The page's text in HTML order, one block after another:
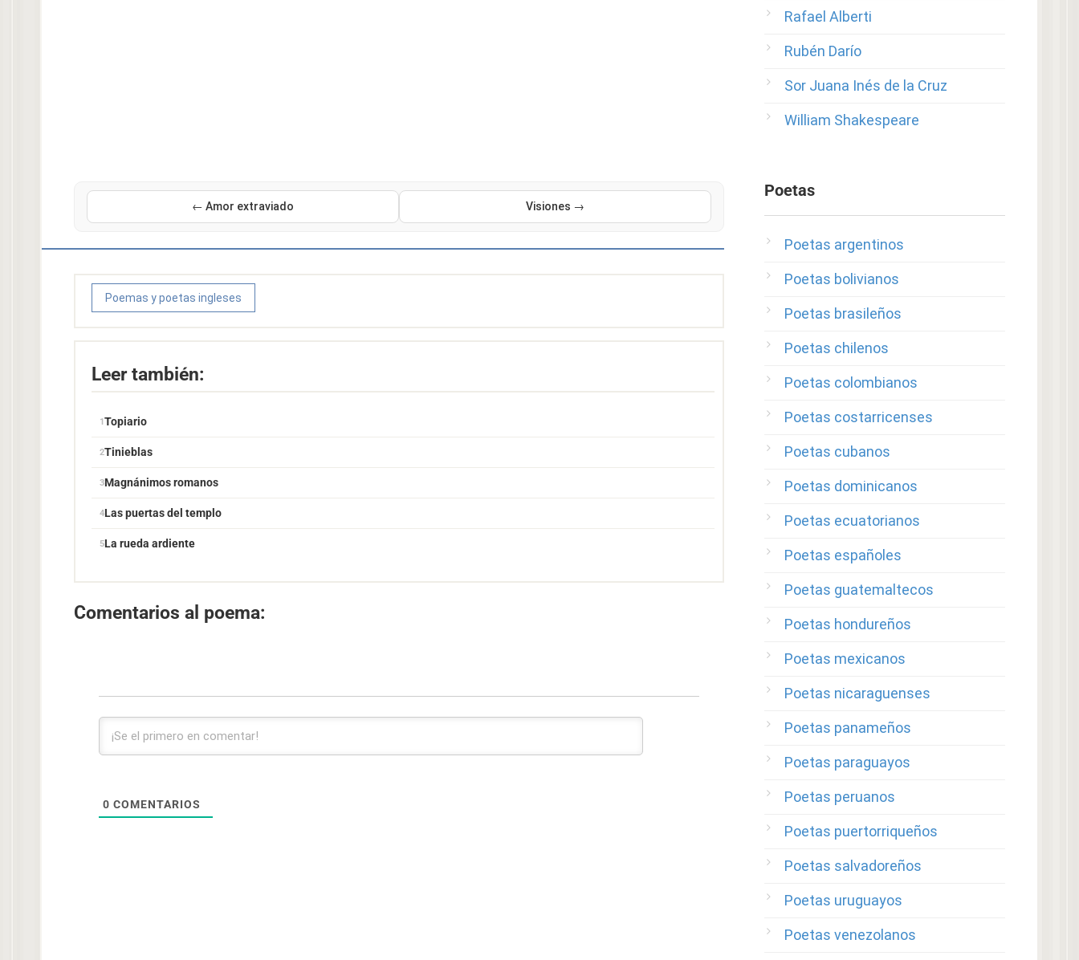
← Amor extraviado Visiones →
Poemas y poetas ingleses
Leer también:
Topiario
Tinieblas
Magnánimos romanos
Las puertas del templo
La rueda ardiente
Comentarios al poema:
0 COMENTARIOS
Rafael Alberti
Rubén Darío
Sor Juana Inés de la Cruz
William Shakespeare
Poetas
Poetas argentinos
Poetas bolivianos
Poetas brasileños
Poetas chilenos
Poetas colombianos
Poetas costarricenses
Poetas cubanos
Poetas dominicanos
Poetas ecuatorianos
Poetas españoles
Poetas guatemaltecos
Poetas hondureños
Poetas mexicanos
Poetas nicaraguenses
Poetas panameños
Poetas paraguayos
Poetas peruanos
Poetas puertorriqueños
Poetas salvadoreños
Poetas uruguayos
Poetas venezolanos